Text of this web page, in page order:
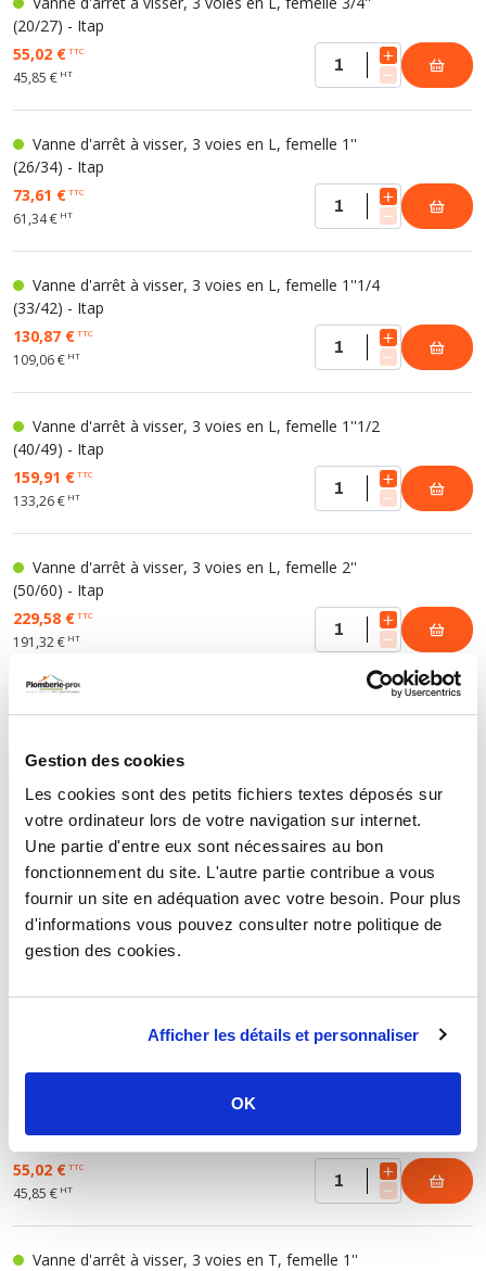
Gestion des cookies
Les cookies sont des petits fichiers textes déposés sur
votre ordinateur lors de votre navigation sur internet.
Une partie d'entre eux sont nécessaires au bon
fonctionnement du site. L'autre partie contribue a vous
fournir un site en adéquation avec votre besoin. Pour plus
d'informations vous pouvez consulter notre politique de
gestion des cookies.
Afficher les détails et personnaliser
OK
(chaude/froide, eau de ville/eau de pluie).
- Installations industrielles : contrôle précis des fluides dans un
système complexe.
Plomberie-pro vous propose une gamme de vannes à 3 voies
adaptées à tous vos besoins, pour une gestion efficace et
optimisée de votre installation.
(20/27) - Itap
55,02 €TTC
45,85 € HT
Vanne d'arrêt à visser, 3 voies en L, femelle 1''
(26/34) - Itap
73,61 €TTC
61,34 € HT
Vanne d'arrêt à visser, 3 voies en L, femelle 1''1/4
(33/42) - Itap
130,87 €TTC
109,06 € HT
Vanne d'arrêt à visser, 3 voies en L, femelle 1''1/2
(40/49) - Itap
159,91 €TTC
133,26 € HT
Vanne d'arrêt à visser, 3 voies en L, femelle 2''
(50/60) - Itap
229,58 €TTC
191,32 € HT
TYPE T
Vanne d'arrêt à visser, 3 voies en T, femelle 3/8''
(12/17) - Itap
37,10 €
HT
(15/21) - Itap
(20/27) - Itap
55,02 €TTC
45,85 € HT
Vanne d'arrêt à visser, 3 voies en T, femelle 1''